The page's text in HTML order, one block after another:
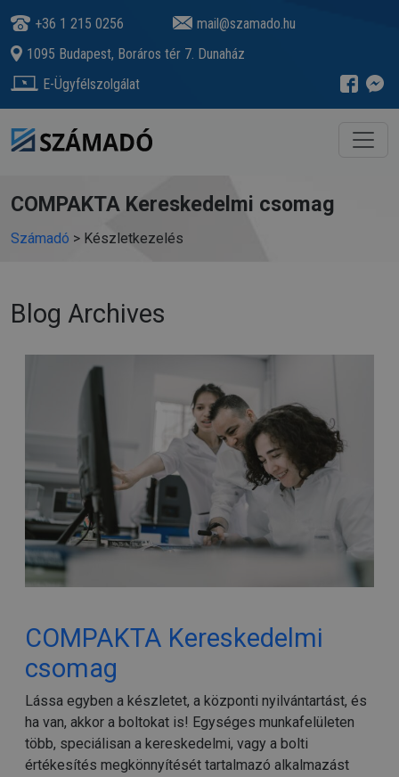
+36 1 215 0256
mail@szamado.hu
1095 Budapest, Boráros tér 7. Dunaház
E-Ügyfélszolgálat
COMPAKTA Kereskedelmi csomag
Számadó > Készletkezelés
Blog Archives
COMPAKTA Kereskedelmi
csomag
Lássa egyben a készletet, a központi nyilvántartást, és
ha van, akkor a boltokat is! Egységes munkafelületen
több, speciálisan a kereskedelmi, vagy a bolti
értékesítés megkönnyítését tartalmazó alkalmazást